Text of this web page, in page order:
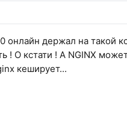
онлайн держал на такой
! О кстати ! А NGINX
кеширует...